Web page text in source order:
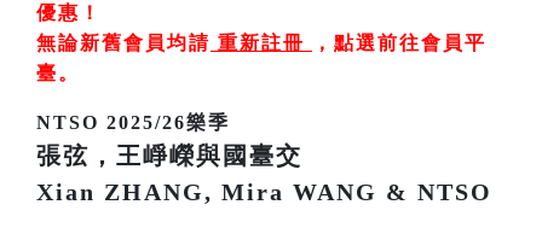
優惠！
無論新舊會員均請 重新註冊 ， 點選前往會員平
臺。
NTSO 2025/26樂季
張弦，王崢嶸與國臺交
Xian ZHANG, Mira WANG & NTSO